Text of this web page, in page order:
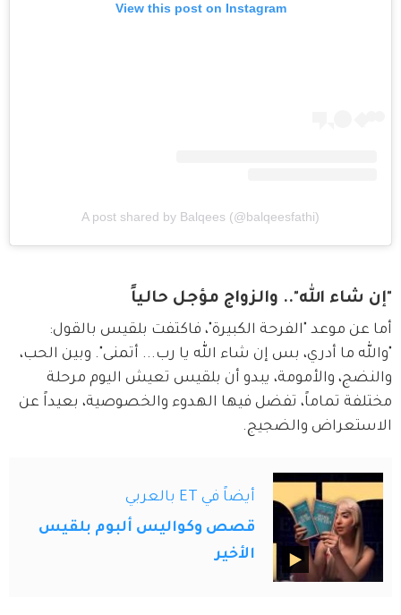
View this post on Instagram
A post shared by Balqees (@balqeesfathi)
"إن شاء الله".. والزواج مؤجل حالياً
أما عن موعد "الفرحة الكبيرة"، فاكتفت بلقيس بالقول:
"والله ما أدري، بس إن شاء الله يا رب... أتمنى". وبين الحب،
والنضج، والأمومة، يبدو أن بلقيس تعيش اليوم مرحلة
مختلفة تماماً، تفضل فيها الهدوء والخصوصية، بعيداً عن
الاستعراض والضجيج.
أيضاً في ET بالعربي
قصص وكواليس ألبوم بلقيس
الأخير